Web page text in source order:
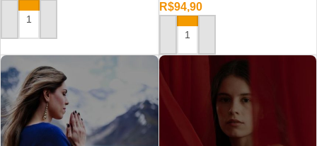
ADICIONAR AO CARRINHO
R$94,90
ADICIONAR AO CARRINHO